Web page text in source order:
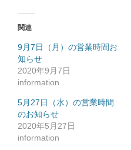
共
有
す
る
に
は
ク
ッ
ク
し
て
く
だ
さ
関連
9月7日（月）の営業時間お
知らせ
2020年9月7日
information
5月27日（水）の営業時間
のお知らせ
2020年5月27日
information